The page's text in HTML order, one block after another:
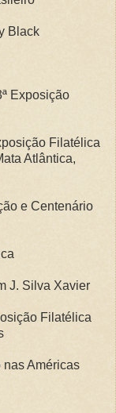
Black
Exposição
Filatélica
Atlântica,
e Centenário
J. Silva Xavier
Filatélica
nas Américas